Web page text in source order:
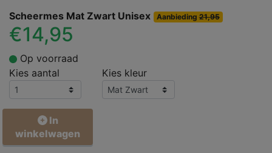
Scheermes Mat Zwart Unisex Aanbieding 21,95
€14,95
Op voorraad
Kies aantal
Kies kleur
In
winkelwagen